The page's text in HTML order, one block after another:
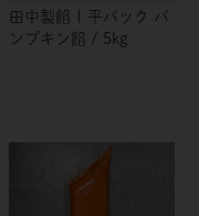
田中製餡 | 平パック パ
ンプキン餡 / 5kg